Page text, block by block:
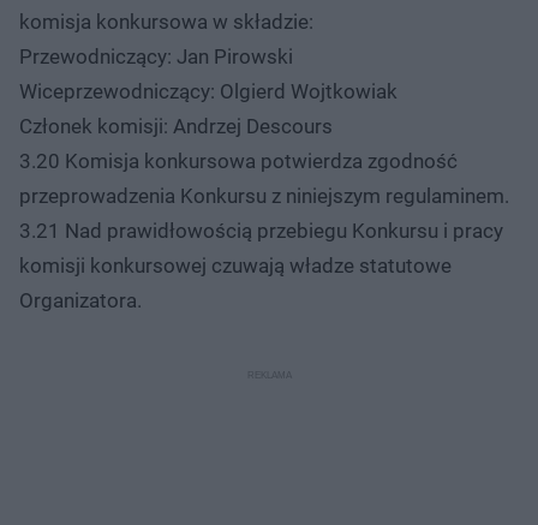
komisja konkursowa w składzie:
Przewodniczący: Jan Pirowski
Wiceprzewodniczący: Olgierd Wojtkowiak
Członek komisji: Andrzej Descours
3.20 Komisja konkursowa potwierdza zgodność
przeprowadzenia Konkursu z niniejszym regulaminem.
3.21 Nad prawidłowością przebiegu Konkursu i pracy
komisji konkursowej czuwają władze statutowe
Organizatora.